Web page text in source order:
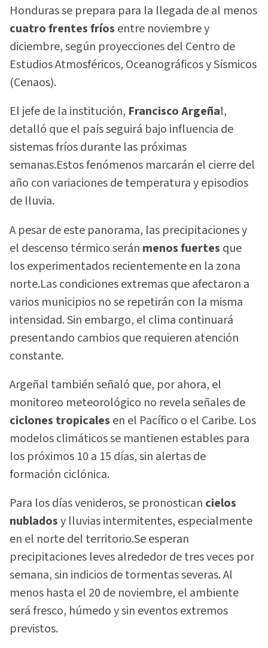
Honduras se prepara para la llegada de al menos
cuatro frentes fríos entre noviembre y
diciembre, según proyecciones del Centro de
Estudios Atmosféricos, Oceanográficos y Sísmicos
(Cenaos).
El jefe de la institución, Francisco Argeñal,
detalló que el país seguirá bajo influencia de
sistemas fríos durante las próximas
semanas.Estos fenómenos marcarán el cierre del
año con variaciones de temperatura y episodios
de lluvia.
A pesar de este panorama, las precipitaciones y
el descenso térmico serán menos fuertes que
los experimentados recientemente en la zona
norte.Las condiciones extremas que afectaron a
varios municipios no se repetirán con la misma
intensidad. Sin embargo, el clima continuará
presentando cambios que requieren atención
constante.
Argeñal también señaló que, por ahora, el
monitoreo meteorológico no revela señales de
ciclones tropicales en el Pacífico o el Caribe. Los
modelos climáticos se mantienen estables para
los próximos 10 a 15 días, sin alertas de
formación ciclónica.
Para los días venideros, se pronostican cielos
nubladosy lluvias intermitentes, especialmente
en el norte del territorio.Se esperan
precipitaciones leves alrededor de tres veces por
semana, sin indicios de tormentas severas. Al
menos hasta el 20 de noviembre, el ambiente
será fresco, húmedo y sin eventos extremos
previstos.